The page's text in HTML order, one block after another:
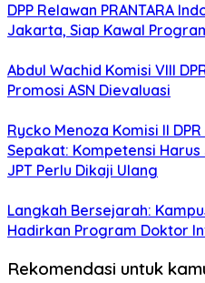
DPP Relawan PRANTARA
Jakarta, Siap Kawal
Abdul Wachid Komisi VIII
Promosi ASN Dievaluasi
Rycko Menoza Komisi II
Sepakat: Kompetensi
JPT Perlu Dikaji Ulang
Langkah Bersejarah:
Hadirkan Program Doktor
Rekomendasi untuk